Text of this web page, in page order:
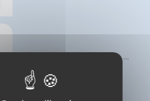
Pommes de terre, je vous aime ...